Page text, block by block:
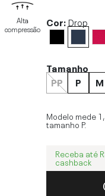
Alta
compressão
Cor:Drop
Tamanho
PP
P M
Modelo mede
tamanho P.
Receba até
cashback